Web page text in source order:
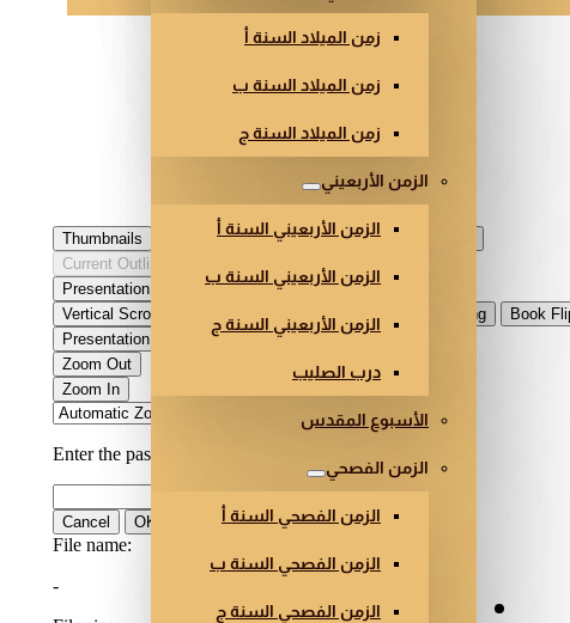
زمن الميلاد السنة أ
زمن الميلاد السنة ب
زمن الميلاد السنة ج
الزمن الأربعيني
الزمن الأربعيني السنة أ
الزمن الأربعيني السنة ب
الزمن الأربعيني السنة ج
درب الصليب
الأسبوع المقدس
الزمن الفصحي
الزمن الفصحي السنة أ
الزمن الفصحي السنة ب
الزمن الفصحي السنة ج الزمن العادي